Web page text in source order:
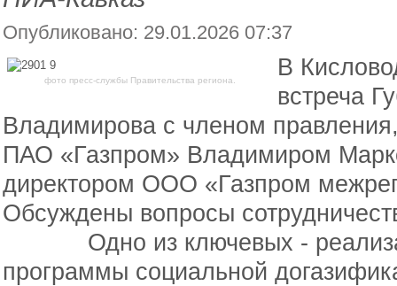
Опубликовано: 29.01.2026 07:37
фото пресс-службы Правительства региона.
В
встреча
Владимирова с членом
ПАО «Газпром» Владимиром
директором ООО «Газпром
Обсуждены вопросы
Одно из ключевых -
программы социальной